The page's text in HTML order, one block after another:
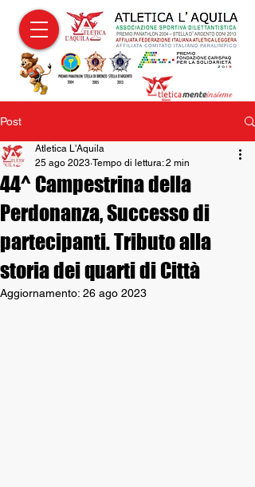
Post
44^ Campestrina della
Perdonanza, Successo di
partecipanti. Tributo alla
storia dei quarti di Città
Atletica L'Aquila
25 ago 2023 Tempo di lettura: 2 min
Aggiornamento: 26 ago 2023